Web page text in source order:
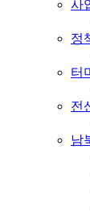
사
정
터
전
남